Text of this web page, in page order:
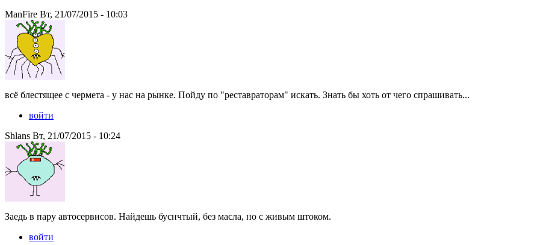
ManFire Вт, 21/07/2015 - 10:03
всё блестящее с чермета - у нас на рынке. Пойду по "реставраторам" искать. Знать бы хоть от чего спрашивать...
войти
Shlans Вт, 21/07/2015 - 10:24
Заедь в пару автосервисов. Найдешь буснчтый, без масла, но с живым штоком.
войти